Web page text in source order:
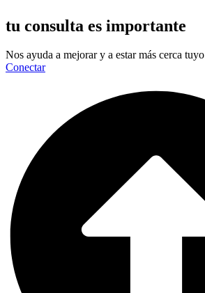
tu consulta es importante
Nos ayuda a mejorar y a estar más cerca tuyo
Conectar